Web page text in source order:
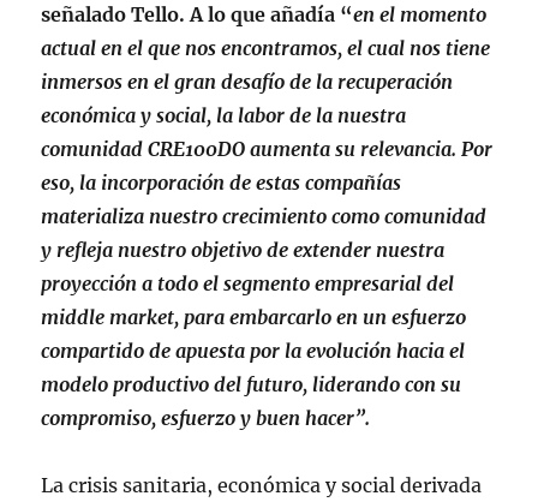
señalado Tello. A lo que añadía “en el momento
actual en el que nos encontramos, el cual nos tiene
inmersos en el gran desafío de la recuperación
económica y social, la labor de la nuestra
comunidad CRE100DO aumenta su relevancia. Por
eso, la incorporación de estas compañías
materializa nuestro crecimiento como comunidad
y refleja nuestro objetivo de extender nuestra
proyección a todo el segmento empresarial del
middle market, para embarcarlo en un esfuerzo
compartido de apuesta por la evolución hacia el
modelo productivo del futuro, liderando con su
compromiso, esfuerzo y buen hacer”.
La crisis sanitaria, económica y social derivada